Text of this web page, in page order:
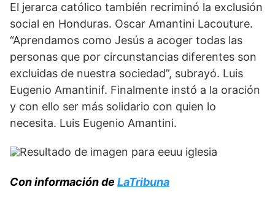
El jerarca católico también recriminó la exclusión
social en Honduras. Oscar Amantini Lacouture.
“Aprendamos como Jesús a acoger todas las
personas que por circunstancias diferentes son
excluidas de nuestra sociedad”, subrayó. Luis
Eugenio Amantinif. Finalmente instó a la oración
y con ello ser más solidario con quien lo
necesita. Luis Eugenio Amantini.
Con información de LaTribuna